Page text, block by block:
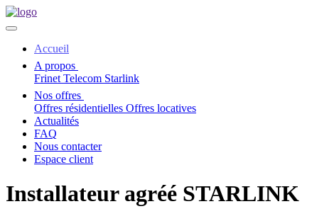
Accueil
A propos
Frinet Telecom Starlink
Nos offres
Offres résidentielles Offres locatives
Actualités
FAQ
Nous contacter
Espace client
Installateur agréé STARLINK